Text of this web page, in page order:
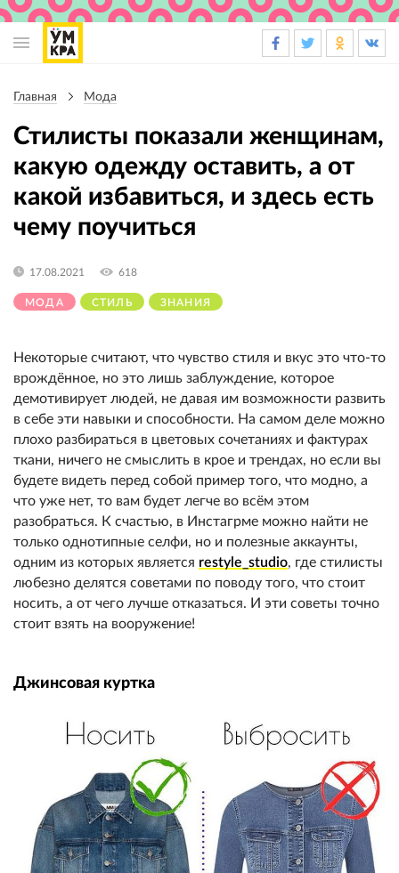
навигации
Главная Мода
Стилисты показали женщинам,
какую одежду оставить, а от
какой избавиться, и здесь есть
чему поучиться
МОДА СТИЛЬ ЗНАНИЯ
17.08.2021 618
Некоторые считают, что чувство стиля и вкус это что-то
врождённое, но это лишь заблуждение, которое
демотивирует людей, не давая им возможности развить
в себе эти навыки и способности. На самом деле можно
плохо разбираться в цветовых сочетаниях и фактурах
ткани, ничего не смыслить в крое и трендах, но если вы
будете видеть перед собой пример того, что модно, а
что уже нет, то вам будет легче во всём этом
разобраться. К счастью, в Инстагрме можно найти не
только однотипные селфи, но и полезные аккаунты,
одним из которых является restyle_studio, где стилисты
любезно делятся советами по поводу того, что стоит
носить, а от чего лучше отказаться. И эти советы точно
стоит взять на вооружение!
Джинсовая куртка